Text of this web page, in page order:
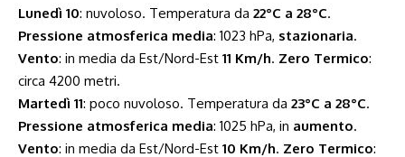
Lunedì 10: nuvoloso. Temperatura da 22°C a 28°C.
Pressione atmosferica media: 1023 hPa, stazionaria.
Vento: in media da Est/Nord-Est 11 Km/h. Zero Termico:
circa 4200 metri.
Martedì 11: poco nuvoloso. Temperatura da 23°C a 28°C.
Pressione atmosferica media: 1025 hPa, in aumento.
Vento: in media da Est/Nord-Est 10 Km/h. Zero Termico: